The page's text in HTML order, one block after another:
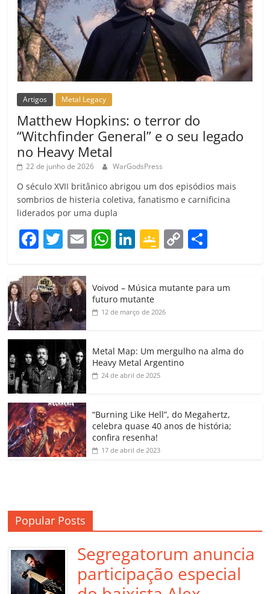
Artigos Metal Legacy
Matthew Hopkins: o terror do
“Witchfinder General” e o seu legado
no Heavy Metal
22 de junho de 2026 WarGodsPress
O século XVII britânico abrigou um dos episódios mais
sombrios de histeria coletiva, fanatismo e carnificina
liderados por uma dupla
F
c
e
b
o
o
k
T
itt
er
E
ai
W
at
s
A
p
Li
k
e
dI
G
gl
e
a
ss
o
m
C
y
k
p
h
Voivod – Música mutante para um
futuro mutante
12 de março de 2026
Metal Map: Um mergulho na alma do
Heavy Metal Argentino
24 de abril de 2025
“Burning Like Hell”, do Megahertz,
celebra quase 40 anos de história;
confira resenha!
17 de abril de 2023
Popular Posts
Segregatorum anuncia
participação especial